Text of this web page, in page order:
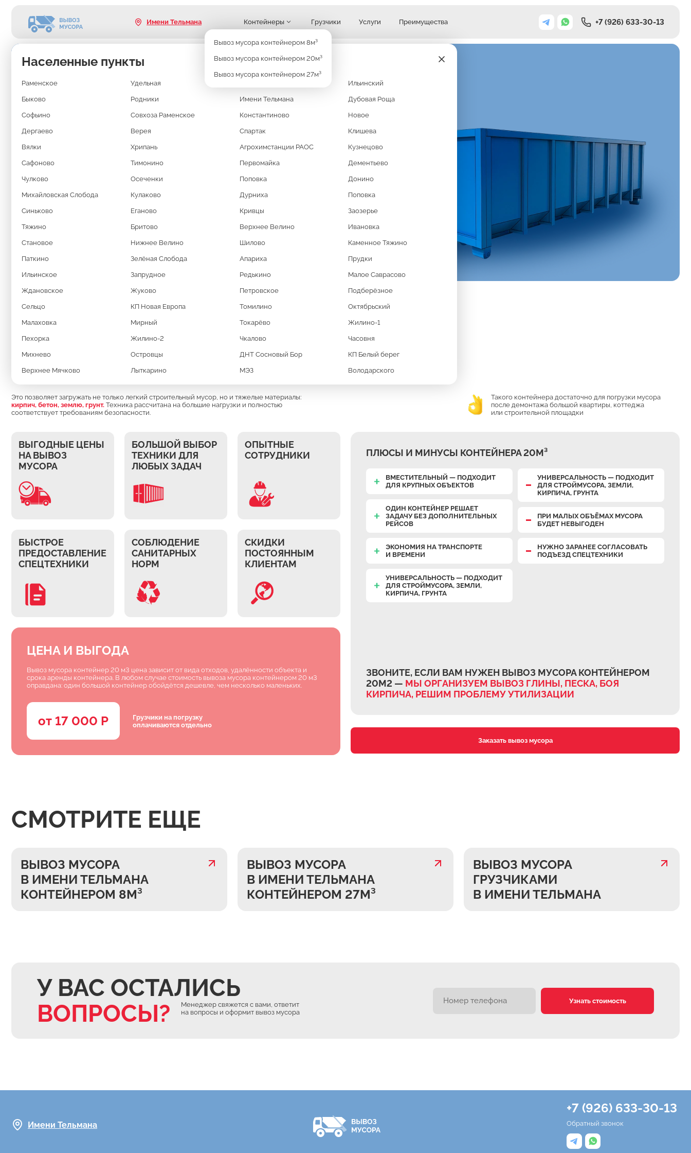
Имени Тельмана
Населенные пункты
Раменское Удельная Ильинский
Быково Родники Имени Тельмана Дубовая Роща
Софьино Совхоза Раменское Константиново Новое
Дергаево Верея Спартак Клишева
Вялки Хрипань Агрохимстанции РАОС Кузнецово
Сафоново Тимонино Первомайка Дементьево
Чулково Осеченки Поповка Донино
Михайловская Слобода Кулаково Дурниха Поповка
Синьково Еганово Кривцы Заозерье
Тяжино Бритово Верхнее Велино Ивановка
Становое Нижнее Велино Шилово Каменное Тяжино
Паткино Зелёная Слобода Апариха Прудки
Ильинское Запрудное Редькино Малое Саврасово
Ждановское Жуково Петровское Подберёзное
Сельцо КП Новая Европа Томилино Октябрьский
Малаховка Мирный Токарёво Жилино-1
Пехорка Жилино-2 Чкалово Часовня
Михнево Островцы ДНТ Сосновый Бор КП Белый берег
Верхнее Мячково Лыткарино МЭЗ Володарского
Контейнеры
Вывоз мусора контейнером 8м³
Вывоз мусора контейнером 20м³
Вывоз мусора контейнером 27м³
Грузчики Услуги Преимущества +7 (926) 633-30-13
ВЫВОЗ МУСОРА
В ИМЕНИ ТЕЛЬМАНА
КОНТЕЙНЕРОМ 20М³
Когда речь идёт о серьёзных работах — капитальный ремонт, демонтаж зданий,
недостаточно.
Оптимальное решение — вывоз мусора в Имени Тельмана контейнером 20м3. Это
дополнительных рейсов.
МУСОРОВОЗ МУЛЬТИЛИФТ
КОНТЕЙНЕР 20 КУБОВ
Это позволяет загружать не только легкий строительный мусор, но и тяжелые материалы:
кирпич, бетон, землю, грунт. Техника рассчитана на большие нагрузки и полностью
соответствует требованиям безопасности.
Такого контейнера достаточно для погрузки мусора
после демонтажа большой квартиры, коттеджа
или строительной площадки
ВЫГОДНЫЕ ЦЕНЫ
НА ВЫВОЗ
МУСОРА
БОЛЬШОЙ ВЫБОР
ТЕХНИКИ ДЛЯ
ЛЮБЫХ ЗАДАЧ
ОПЫТНЫЕ
СОТРУДНИКИ
БЫСТРОЕ
ПРЕДОСТАВЛЕНИЕ
СПЕЦТЕХНИКИ
СОБЛЮДЕНИЕ
САНИТАРНЫХ
НОРМ
СКИДКИ
ПОСТОЯННЫМ
КЛИЕНТАМ
ЦЕНА И ВЫГОДА
Вывоз мусора контейнер 20 м3 цена зависит от вида отходов, удалённости объекта и
срока аренды контейнера. В любом случае стоимость вывоза мусора контейнером 20 м3
оправдана: один большой контейнер обойдётся дешевле, чем несколько маленьких.
от 17 000 Р
Грузчики на погрузку
оплачиваются отдельно
ПЛЮСЫ И МИНУСЫ КОНТЕЙНЕРА 20М³
ВМЕСТИТЕЛЬНЫЙ — ПОДХОДИТ
ДЛЯ КРУПНЫХ ОБЪЕКТОВ
ОДИН КОНТЕЙНЕР РЕШАЕТ
ЗАДАЧУ БЕЗ ДОПОЛНИТЕЛЬНЫХ
РЕЙСОВ
ЭКОНОМИЯ НА ТРАНСПОРТЕ
И ВРЕМЕНИ
УНИВЕРСАЛЬНОСТЬ — ПОДХОДИТ
ДЛЯ СТРОЙМУСОРА, ЗЕМЛИ,
КИРПИЧА, ГРУНТА
УНИВЕРСАЛЬНОСТЬ — ПОДХОДИТ
ДЛЯ СТРОЙМУСОРА, ЗЕМЛИ,
КИРПИЧА, ГРУНТА
ПРИ МАЛЫХ ОБЪЁМАХ МУСОРА
БУДЕТ НЕВЫГОДЕН
НУЖНО ЗАРАНЕЕ СОГЛАСОВАТЬ
ПОДЪЕЗД СПЕЦТЕХНИКИ
ЗВОНИТЕ, ЕСЛИ ВАМ НУЖЕН ВЫВОЗ МУСОРА КОНТЕЙНЕРОМ
20М2 — МЫ ОРГАНИЗУЕМ ВЫВОЗ ГЛИНЫ, ПЕСКА, БОЯ
КИРПИЧА, РЕШИМ ПРОБЛЕМУ УТИЛИЗАЦИИ
Заказать вывоз мусора
СМОТРИТЕ ЕЩЕ
ВЫВОЗ МУСОРА
В ИМЕНИ ТЕЛЬМАНА
КОНТЕЙНЕРОМ 8М³
ВЫВОЗ МУСОРА
В ИМЕНИ ТЕЛЬМАНА
КОНТЕЙНЕРОМ 27М³
ВЫВОЗ МУСОРА
ГРУЗЧИКАМИ
В ИМЕНИ ТЕЛЬМАНА
У ВАС ОСТАЛИСЬ
ВОПРОСЫ?
Менеджер свяжется с вами, ответит
на вопросы и оформит вывоз мусора
Узнать стоимость
Имени Тельмана
+7 (926) 633-30-13
Обратный звонок
Узнать стоимость